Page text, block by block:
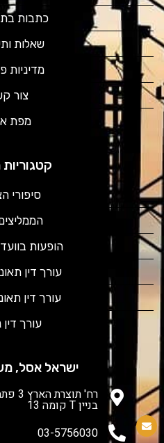
כתבות
שאלות
מדיניות
צור
מפת
קטגוריות
סיפורי
הופעות
עורך דין
עורך דין
עורך דין
ישראל אסל,
רח'
בניין T קומה 13
03-5756030